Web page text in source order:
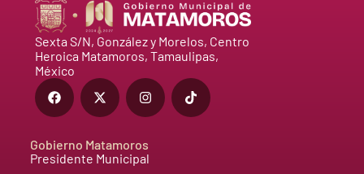
Sexta S/N, González y Morelos, Centro
Heroica Matamoros, Tamaulipas,
México
Gobierno Matamoros
Presidente Municipal